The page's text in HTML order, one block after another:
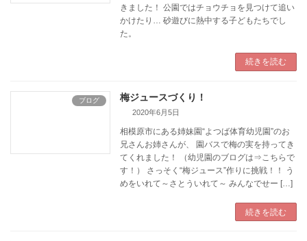
きました！ 公園ではチョウチョを見つけて追い
かけたり… 砂遊びに熱中する子どもたちでし
た。
続きを読む
ブログ 梅ジュースづくり！
2020年6月5日
相模原市にある姉妹園“よつば体育幼児園”のお
兄さんお姉さんが、 園バスで梅の実を持ってき
てくれました！ （幼児園のブログは⇒こちらで
す！） さっそく“梅ジュース”作りに挑戦！！ う
めをいれて～さとういれて～ みんなでせー […]
続きを読む